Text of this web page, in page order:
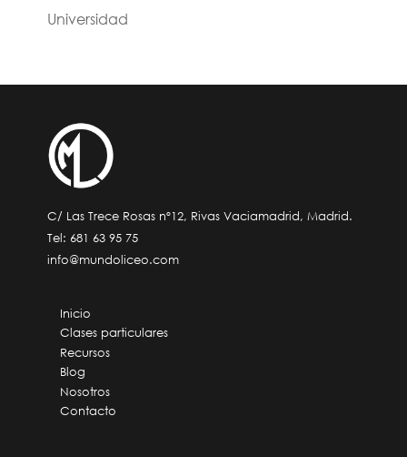
Universidad
C/ Las Trece Rosas nº12, Rivas Vaciamadrid, Madrid.
Tel: 681 63 95 75
info@mundoliceo.com
Inicio
Clases particulares
Recursos
Blog
Nosotros
Contacto